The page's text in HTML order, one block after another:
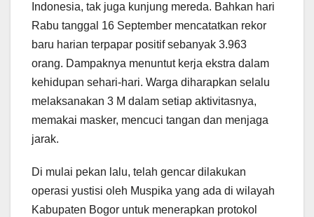
Indonesia, tak juga kunjung mereda. Bahkan hari
Rabu tanggal 16 September mencatatkan rekor
baru harian terpapar positif sebanyak 3.963
orang. Dampaknya menuntut kerja ekstra dalam
kehidupan sehari-hari. Warga diharapkan selalu
melaksanakan 3 M dalam setiap aktivitasnya,
memakai masker, mencuci tangan dan menjaga
jarak.
Di mulai pekan lalu, telah gencar dilakukan
operasi yustisi oleh Muspika yang ada di wilayah
Kabupaten Bogor untuk menerapkan protokol